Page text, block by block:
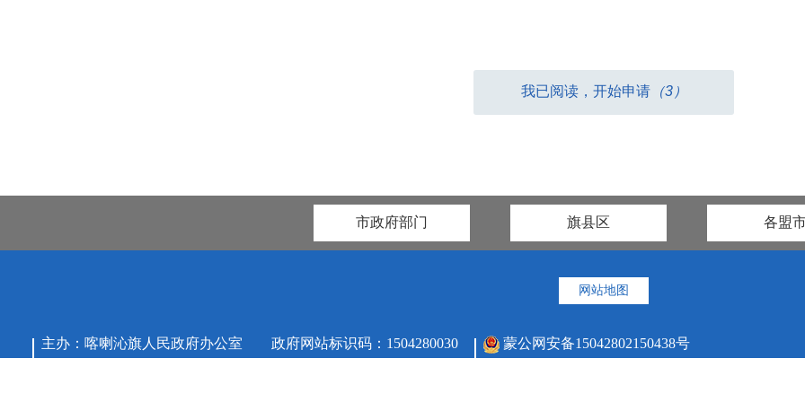
我已阅读，开始申请（2）
市政府部门 旗县区 各盟
网站地图
主办：喀喇沁旗人民政府办公室 政府网站标识码：1504280030
蒙公网安备15042802150438号